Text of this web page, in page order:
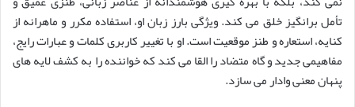
تأمل برانگیز خلق می کند. ویژگی بارز زبان او، استفاده مکرر و ماهرانه از
کنایه، استعاره و طنز موقعیت است. او با تغییر کاربری کلمات و عبارات رایج،
مفاهیمی جدید و گاه متضاد را القا می کند که خواننده را به کشف لایه های
پنهان معنی وادار می سازد.